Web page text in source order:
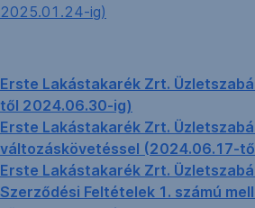
2025.01.24-ig)
Erste Lakástakarék Zrt.
től 2024.06.30-ig)
Erste Lakástakarék Zrt.
változáskövetéssel (2024.06.17-
Erste Lakástakarék Zrt.
Szerződési Feltételek 1. számú